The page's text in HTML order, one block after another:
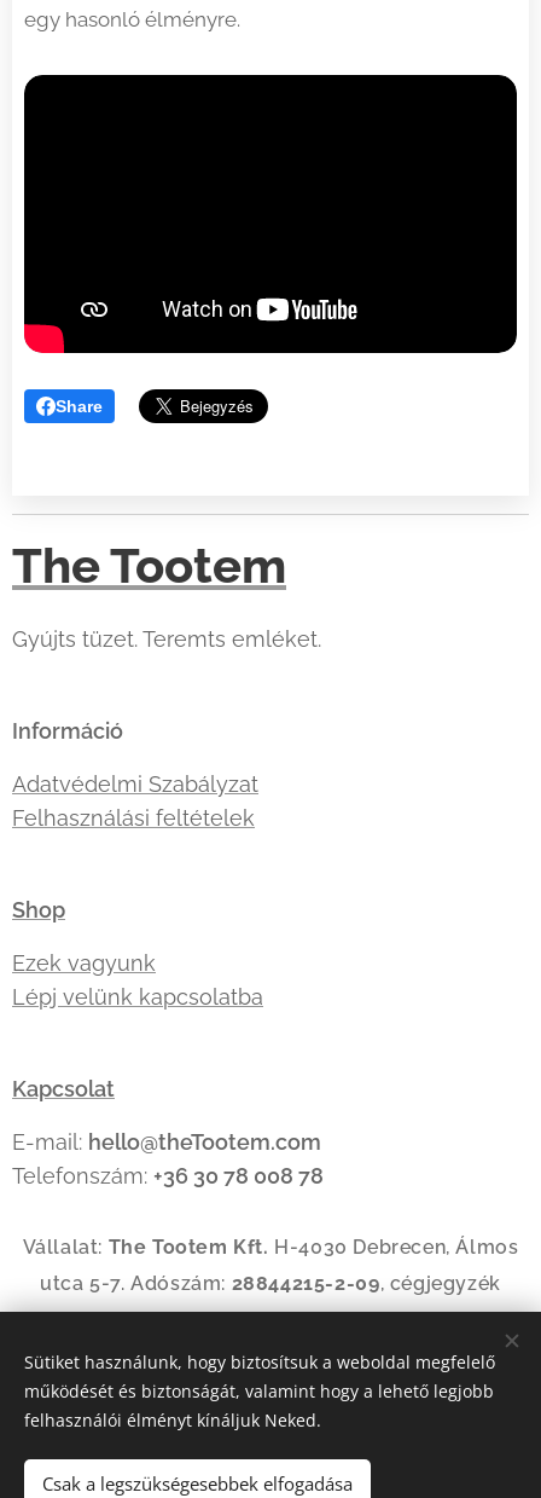
egy hasonló élményre.
Share
The Tootem
Gyújts tüzet. Teremts emléket.
Információ
Adatvédelmi Szabályzat
Felhasználási feltételek
Shop
Ezek vagyunk
Lépj velünk kapcsolatba
Kapcsolat
E-mail: hello@theTootem.com
Telefonszám: +36 30 78 008 78
Vállalat: The Tootem Kft. H-4030 Debrecen, Álmos
utca 5-7. Adószám: 28844215-2-09, cégjegyzék
szám:09-09-035144
Az oldalt aWebnodeműködteti Sütik
Magyar
American English
Sütiket használunk, hogy biztosítsuk a weboldal megfelelő
működését és biztonságát, valamint hogy a lehető legjobb
felhasználói élményt kínáljuk Neked.
Csak a legszükségesebbek elfogadása